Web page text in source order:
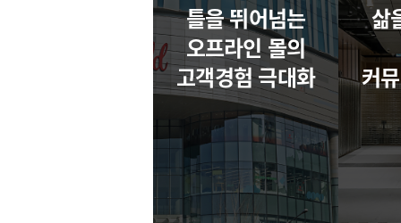
틀을 뛰어넘는
오프라인 몰의
고객경험 극대화
삶
커